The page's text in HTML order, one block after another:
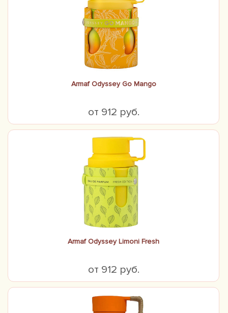
Armaf Odyssey Go Mango
от 912 руб.
Armaf Odyssey Limoni Fresh
от 912 руб.